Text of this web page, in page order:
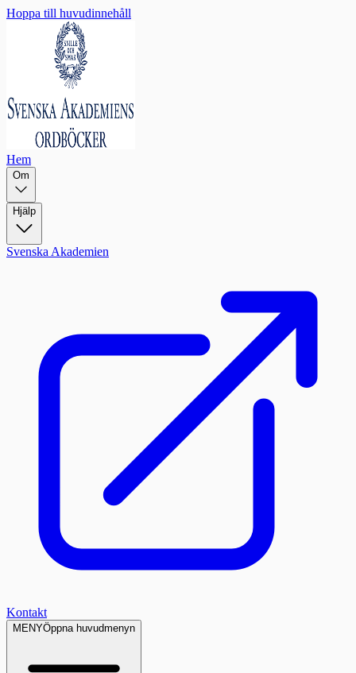
Hoppa till huvudinnehåll
Hem
Om
Hjälp
Svenska Akademien
Kontakt
MENYÖppna huvudmenyn